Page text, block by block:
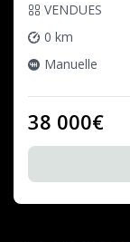
VENDUES
0 km
Manuelle
38 000€